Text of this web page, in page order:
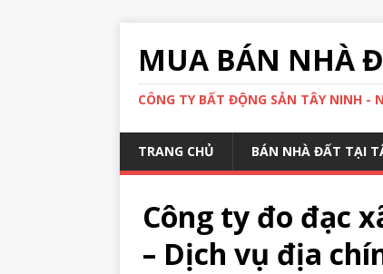
MUA BÁN NHÀ
CÔNG TY BẤT ĐỘNG SẢN TÂY NINH
TRANG CHỦ BÁN NHÀ ĐẤT TẠI
Công ty đo đạc
– Dịch vụ địa